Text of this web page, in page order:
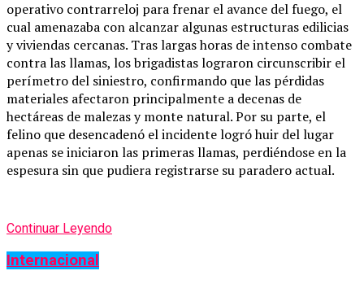
operativo contrarreloj para frenar el avance del fuego, el
cual amenazaba con alcanzar algunas estructuras edilicias
y viviendas cercanas. Tras largas horas de intenso combate
contra las llamas, los brigadistas lograron circunscribir el
perímetro del siniestro, confirmando que las pérdidas
materiales afectaron principalmente a decenas de
hectáreas de malezas y monte natural. Por su parte, el
felino que desencadenó el incidente logró huir del lugar
apenas se iniciaron las primeras llamas, perdiéndose en la
espesura sin que pudiera registrarse su paradero actual.
Continuar Leyendo
Internacional